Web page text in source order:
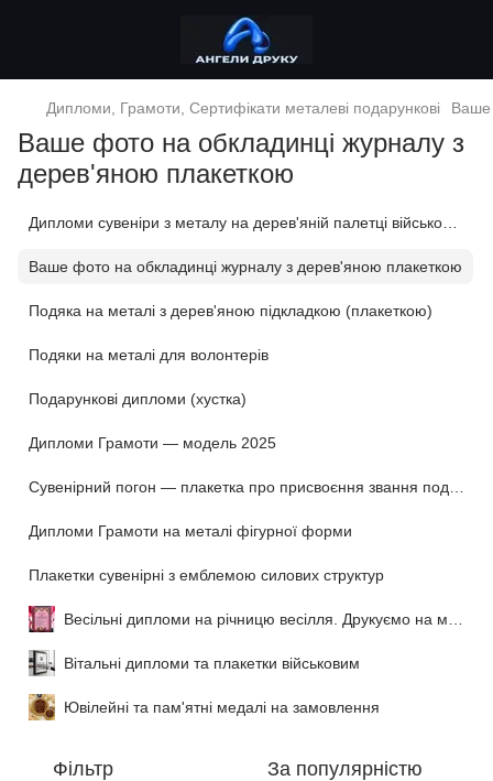
Дипломи, Грамоти, Сертифікати металеві подарункові Ваше
Ваше фото на обкладинці журналу з
дерев'яною плакеткою
Ваше фото на обкладинці журналу з дерев'яною плакеткою
Подяка на металі з дерев'яною підкладкою (плакеткою)
Подяки на металі для волонтерів
Подарункові дипломи (хустка)
Дипломи Грамоти — модель 2025
Дипломи Грамоти на металі фігурної форми
Плакетки сувенірні з емблемою силових структур
Вітальні дипломи та плакетки військовим
Ювілейні та пам'ятні медалі на замовлення
Фільтр За популярністю